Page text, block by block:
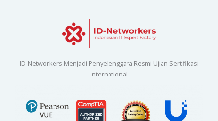
ID-Networkers Menjadi Penyelenggara Resmi Ujian Sertifikasi
International